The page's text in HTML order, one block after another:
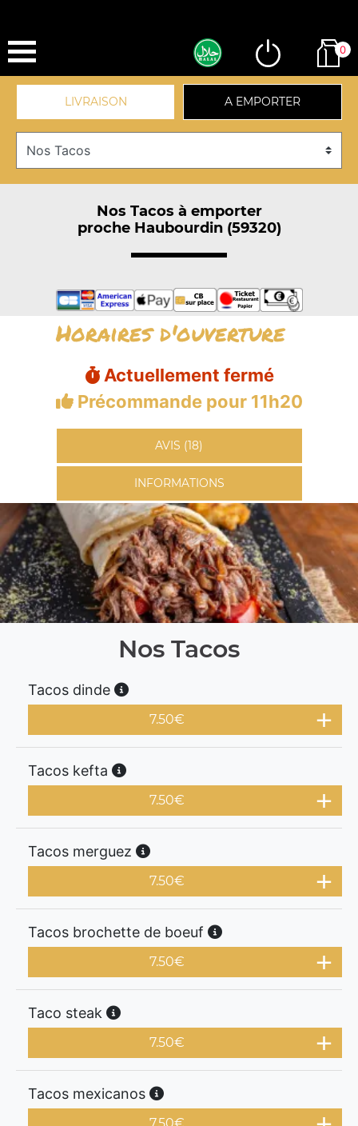
0
LIVRAISON A EMPORTER
Nos Tacos à emporter
proche Haubourdin (59320)
Horaires d'ouverture
Actuellement fermé
Précommande pour 11h20
AVIS (18)
INFORMATIONS
Nos Tacos
Tacos dinde
7.50€
Tacos kefta
7.50€
Tacos merguez
7.50€
Tacos brochette de boeuf
7.50€
Taco steak
7.50€
Tacos mexicanos